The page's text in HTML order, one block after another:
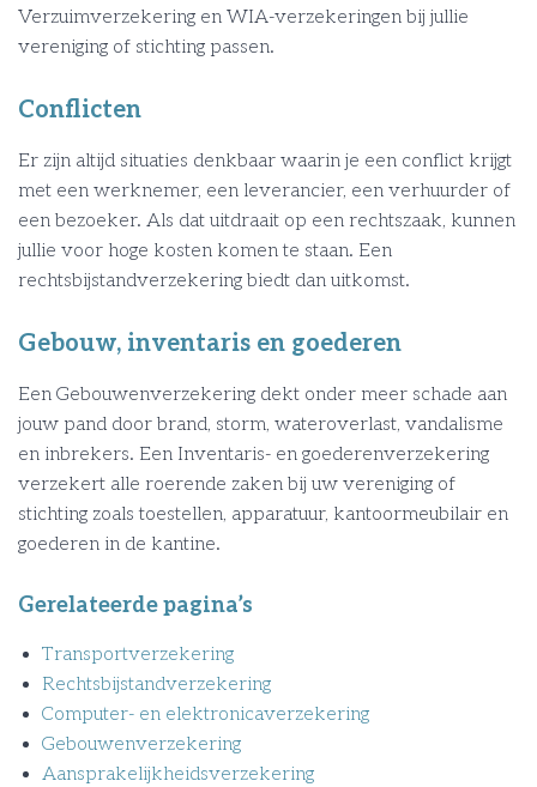
Verzuimverzekering en WIA-verzekeringen bij jullie
vereniging of stichting passen.
Conflicten
Er zijn altijd situaties denkbaar waarin je een conflict krijgt
met een werknemer, een leverancier, een verhuurder of
een bezoeker. Als dat uitdraait op een rechtszaak, kunnen
jullie voor hoge kosten komen te staan. Een
rechtsbijstandverzekering biedt dan uitkomst.
Gebouw, inventaris en goederen
Een Gebouwenverzekering dekt onder meer schade aan
jouw pand door brand, storm, wateroverlast, vandalisme
en inbrekers. Een Inventaris- en goederenverzekering
verzekert alle roerende zaken bij uw vereniging of
stichting zoals toestellen, apparatuur, kantoormeubilair en
goederen in de kantine.
Gerelateerde pagina’s
Transportverzekering
Rechtsbijstandverzekering
Computer- en elektronicaverzekering
Gebouwenverzekering
Aansprakelijkheidsverzekering